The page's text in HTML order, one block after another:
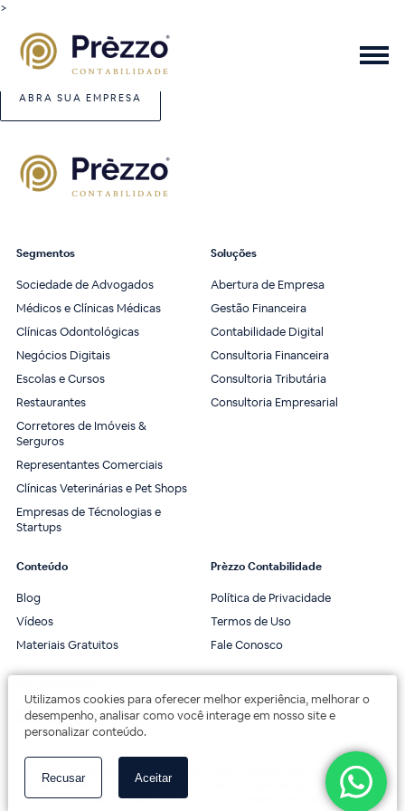
>
Utilizamos cookies para oferecer melhor experiência, melhorar o
desempenho, analisar como você interage em nosso site e
personalizar conteúdo.
Recusar Aceitar
ABRA SUA EMPRESA
Segmentos
Sociedade de Advogados
Médicos e Clínicas Médicas
Clínicas Odontológicas
Negócios Digitais
Escolas e Cursos
Restaurantes
Corretores de Imóveis &
Serguros
Representantes Comerciais
Clínicas Veterinárias e Pet Shops
Empresas de Técnologias e
Startups
Soluções
Abertura de Empresa
Gestão Financeira
Contabilidade Digital
Consultoria Financeira
Consultoria Tributária
Consultoria Empresarial
Conteúdo
Blog
Vídeos
Materiais Gratuitos
Prèzzo Contabilidade
Política de Privacidade
Termos de Uso
Fale Conosco
© 2020 Prèzzo Contabilidade. Todos os direitos reservados.
Av. das Américas, 3443, 2º andar, Bloco 3B, Sala 202. Barra da Tijuca, Rio de Janeiro.
Av. das Américas, 18000 - Centro Empresarial One Offices.